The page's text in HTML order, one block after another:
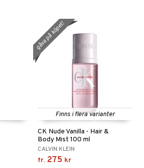
Finns i flera varianter
CK Nude Vanilla - Hair &
Body Mist 100 ml
CALVIN KLEIN
fr. 275 kr
gåva på köpet!